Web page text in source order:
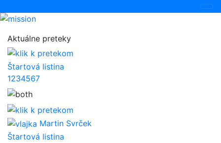
Aktuálne preteky
Štartová listina
1234567
Martin Svrček
Štartová listina